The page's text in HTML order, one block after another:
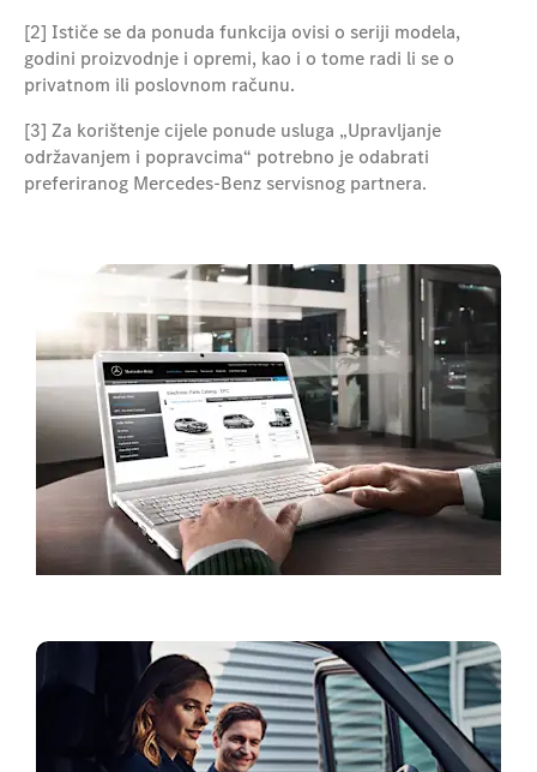
[2] Ističe se da ponuda funkcija ovisi o seriji modela,
godini proizvodnje i opremi, kao i o tome radi li se o
privatnom ili poslovnom računu.
[3] Za korištenje cijele ponude usluga „Upravljanje
održavanjem i popravcima“ potrebno je odabrati
preferiranog Mercedes-Benz servisnog partnera.